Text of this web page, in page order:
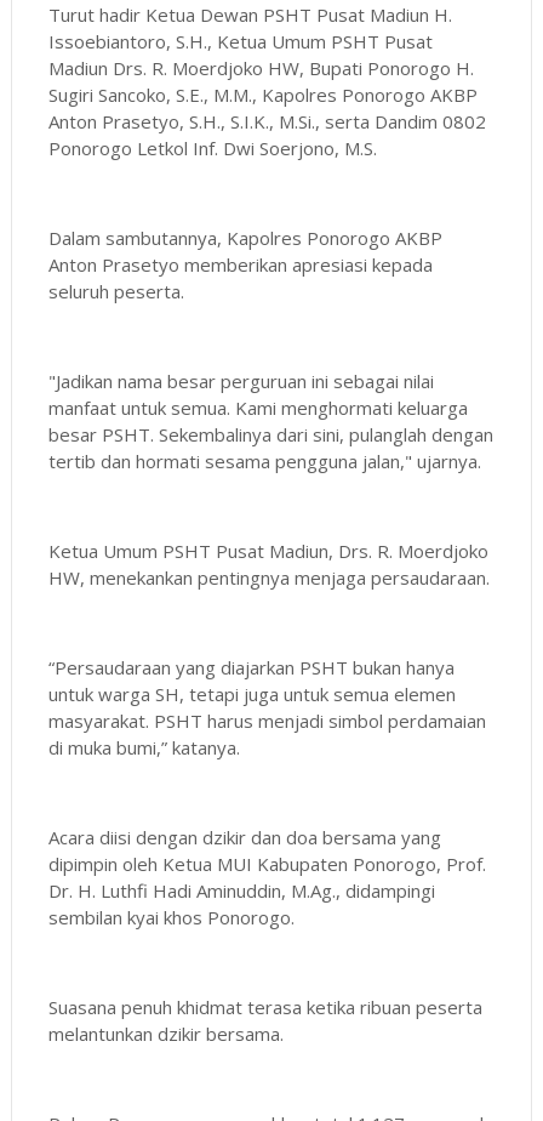
Turut hadir Ketua Dewan PSHT Pusat Madiun H.
Issoebiantoro, S.H., Ketua Umum PSHT Pusat
Madiun Drs. R. Moerdjoko HW, Bupati Ponorogo H.
Sugiri Sancoko, S.E., M.M., Kapolres Ponorogo AKBP
Anton Prasetyo, S.H., S.I.K., M.Si., serta Dandim 0802
Ponorogo Letkol Inf. Dwi Soerjono, M.S.
Dalam sambutannya, Kapolres Ponorogo AKBP
Anton Prasetyo memberikan apresiasi kepada
seluruh peserta.
"Jadikan nama besar perguruan ini sebagai nilai
manfaat untuk semua. Kami menghormati keluarga
besar PSHT. Sekembalinya dari sini, pulanglah dengan
tertib dan hormati sesama pengguna jalan," ujarnya.
Ketua Umum PSHT Pusat Madiun, Drs. R. Moerdjoko
HW, menekankan pentingnya menjaga persaudaraan.
“Persaudaraan yang diajarkan PSHT bukan hanya
untuk warga SH, tetapi juga untuk semua elemen
masyarakat. PSHT harus menjadi simbol perdamaian
di muka bumi,” katanya.
Acara diisi dengan dzikir dan doa bersama yang
dipimpin oleh Ketua MUI Kabupaten Ponorogo, Prof.
Dr. H. Luthfi Hadi Aminuddin, M.Ag., didampingi
sembilan kyai khos Ponorogo.
Suasana penuh khidmat terasa ketika ribuan peserta
melantunkan dzikir bersama.